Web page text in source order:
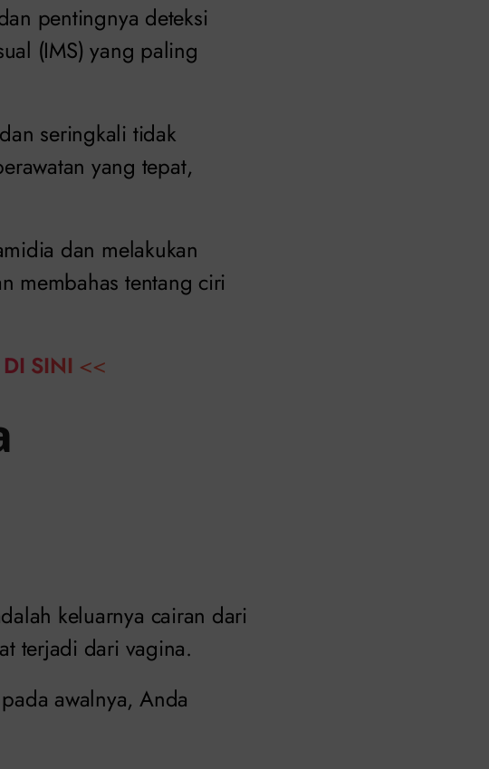
pentingnya deteksi
(IMS) yang paling
seringkali tidak
yang tepat,
dan melakukan
membahas tentang ciri
SINI <<
keluarnya cairan dari
terjadi dari vagina.
awalnya, Anda